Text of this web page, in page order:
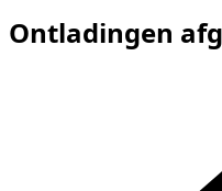
Ontladingen